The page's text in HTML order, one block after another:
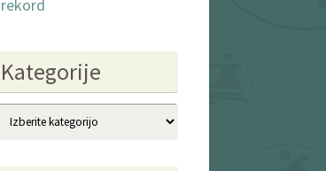
rekord
Kategorije
Kategorije